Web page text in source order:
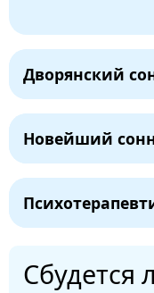
Дворянский
Новейший
Сбудется